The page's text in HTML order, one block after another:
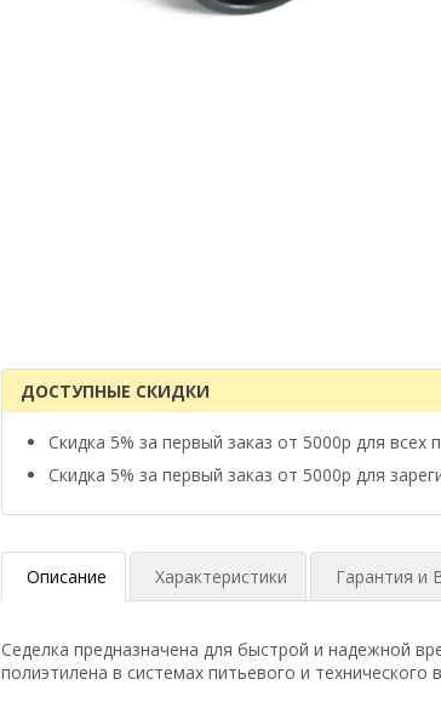
ДОСТУПНЫЕ СКИДКИ
Скидка 5% за первый заказ от 5000р для
Скидка 5% за первый заказ от 5000р для
Описание Характеристики Гарантия и
Седелка предназначена для быстрой и надежной
полиэтилена в системах питьевого и